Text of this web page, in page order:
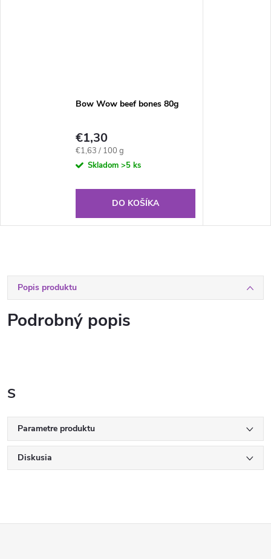
Bow Wow beef bones 80g
€1,30
Jednotková
cena:
€1,63 / 100 g
Skladom >5 ks
DO KOŠÍKA
Popis produktu
Podrobný popis
S
Parametre produktu
Diskusia